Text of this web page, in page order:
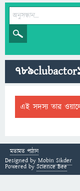
এই সদস্য তার
মতামত পাঠান
Designed by Mobin Sikder
Powered by Science Bee